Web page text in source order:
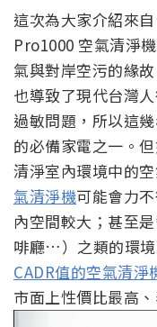
這次為大家介紹來
Pro1000 空氣清淨
氣與對岸空污的緣
也導致了現代台灣
過敏問題，所以這
的必備家電之一。
清淨室內環境中的
氣清淨機可能會力
內空間較大；甚至
啡廳…）之類的環境
CADR值的空氣清淨
市面上性價比最高